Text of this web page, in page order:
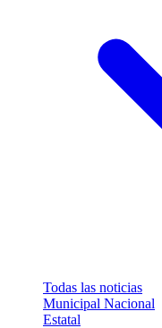
Todas las noticias
Municipal Nacional
Estatal